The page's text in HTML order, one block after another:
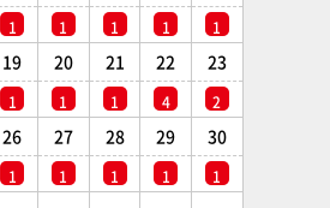
1 1 1 1 1
19
1
20
1
21
1
22
4
23
2
26
1
27
1
28
1
29
1
30
1